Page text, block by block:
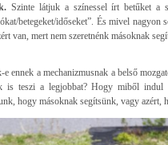
Szinte látjuk a színessel írt betűket a
betegeket/időseket”. És mivel
van, mert nem szeretnénk másoknak
ennek a mechanizmusnak a belső
is teszi a legjobbat? Hogy miből indul
hogy másoknak segítsünk, vagy azért,